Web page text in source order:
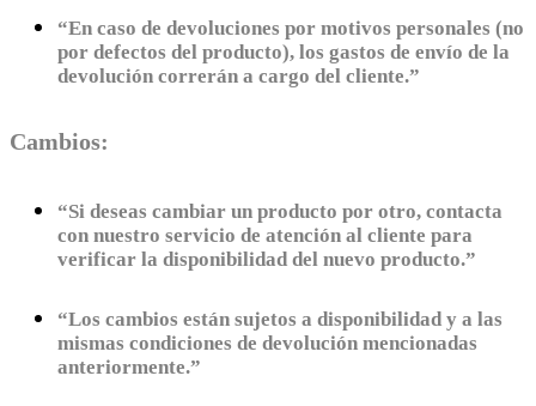
“En caso de devoluciones por motivos personales (no
por defectos del producto), los gastos de envío de la
devolución correrán a cargo del cliente.”
Cambios:
“Si deseas cambiar un producto por otro, contacta
con nuestro servicio de atención al cliente para
verificar la disponibilidad del nuevo producto.”
“Los cambios están sujetos a disponibilidad y a las
mismas condiciones de devolución mencionadas
anteriormente.”